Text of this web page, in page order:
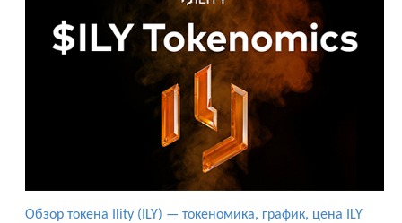
Обзор токена Ility (ILY) — токеномика, график, цена ILY